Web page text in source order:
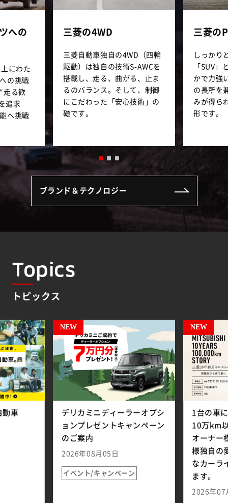
ブランド＆テクノロジー
への
にわた
の挑戦
走る歓
追求
へ挑戦
三菱の4WD
三菱自動車独自の4WD（四輪
駆動）は独自の技術S-AWCを
搭載し、走る、曲がる、止ま
るのバランス。そして、制御
にこだわった「安心技術」の
礎です。
三菱の
しっかり
「SUV」
かで力強
の長所を
みが得ら
形です。
Topics
トピックス
動車 （別ウィンドウで開く）
デリカミニディーラーオプシ
ョンプレゼントキャンペーン
のご案内
2026年08月05日
イベント/キャンペーン
1台の車
10万km
オーナー
様独自の
なカーラ
ます。
2026年07